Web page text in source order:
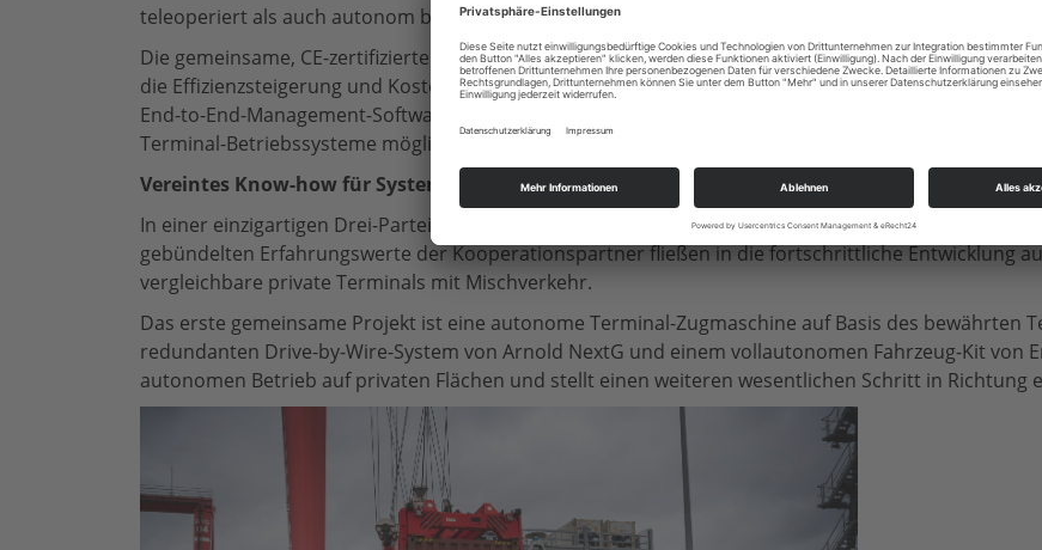
teleoperiert als auch autonom betrieben werden kann.
Die gemeinsame, CE-zertifizierte Lösung der beiden Branchenführer ist 2024 in die
die Effizienzsteigerung und Kostensenkung in Containerterminals, Produktionsstätten und
End-to-End-Management-Software von Fernride ist dabei eine nahtlose Integration der
Terminal-Betriebssysteme möglich.
Vereintes Know-how für Systemlösungen – Terberg, Embotech und Arnold NextG
In einer einzigartigen Drei-Parteien-Kooperation arbeitet Terberg mit Embotech und Arnold NextG
gebündelten Erfahrungswerte der Kooperationspartner fließen in die fortschrittliche Entwicklung
vergleichbare private Terminals mit Mischverkehr.
Das erste gemeinsame Projekt ist eine autonome Terminal-Zugmaschine auf Basis des bewährten
redundanten Drive-by-Wire-System von Arnold NextG und einem vollautonomen Fahrzeug-Kit von
autonomen Betrieb auf privaten Flächen und stellt einen weiteren wesentlichen Schritt in Richtung